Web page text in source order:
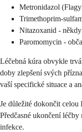
Metronidazol
Trimethoprim-
Nitazoxanid -
Paromomycin -
Léčebná kúra obvykle
doby zlepšení svých
vaší specifické situace a
Je důležité dokončit celou
Předčasné ukončení
infekce.